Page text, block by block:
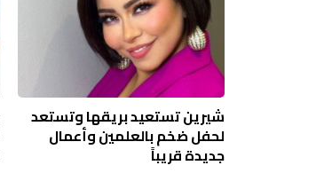
شيرين تستعيد بريقها وتستعد
لحفل ضخم بالعلمين وأعمال
جديدة قريباً